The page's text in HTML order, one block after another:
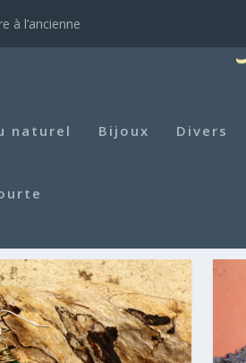
à l’ancienne
naturel Bijoux Divers